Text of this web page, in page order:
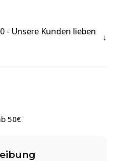
- Unsere Kunden lieben
50€